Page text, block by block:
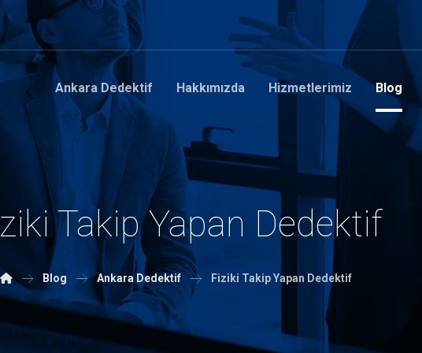
Ankara Dedektif Hakkımızda Hizmetlerimiz Blog
Takip Yapan Dedektif
Blog Ankara Dedektif Fiziki Takip Yapan Dedektif